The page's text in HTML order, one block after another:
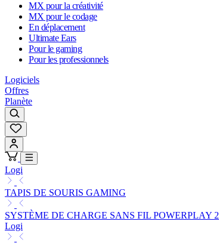
MX pour la créativité
MX pour le codage
En déplacement
Ultimate Ears
Pour le gaming
Pour les professionnels
Logiciels
Offres
Planète
Logi
TAPIS DE SOURIS GAMING
SYSTÈME DE CHARGE SANS FIL POWERPLAY 2
Logi